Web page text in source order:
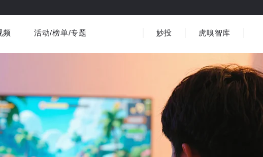
业消费 社会文化 金融财经 出海
国际热点
其他
频 活动/榜单/专题 妙投 虎嗅智库